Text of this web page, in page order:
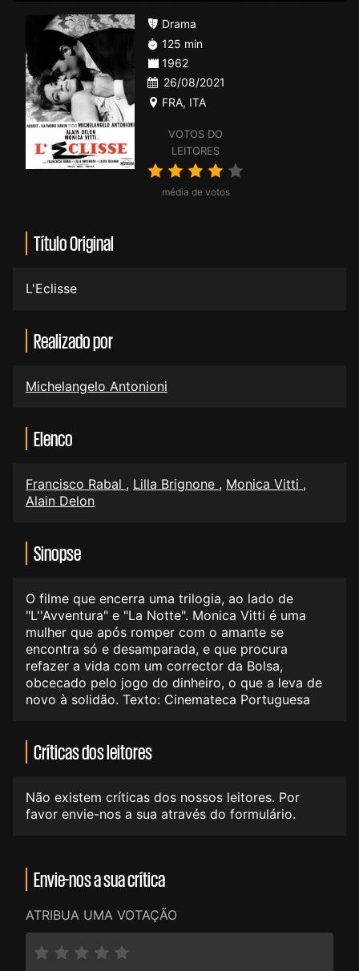
VOTOS DO
LEITORES
média de votos
Drama
125 min
1962
26/08/2021
FRA, ITA
Título Original
L'Eclisse
Realizado por
Michelangelo Antonioni
Elenco
Francisco Rabal , Lilla Brignone , Monica Vitti ,
Alain Delon
Sinopse
O filme que encerra uma trilogia, ao lado de
"L''Avventura" e "La Notte". Monica Vitti é uma
mulher que após romper com o amante se
encontra só e desamparada, e que procura
refazer a vida com um corrector da Bolsa,
obcecado pelo jogo do dinheiro, o que a leva de
novo à solidão. Texto: Cinemateca Portuguesa
Críticas dos leitores
Não existem críticas dos nossos leitores. Por
favor envie-nos a sua através do formulário.
Envie-nos a sua crítica
ATRIBUA UMA VOTAÇÃO